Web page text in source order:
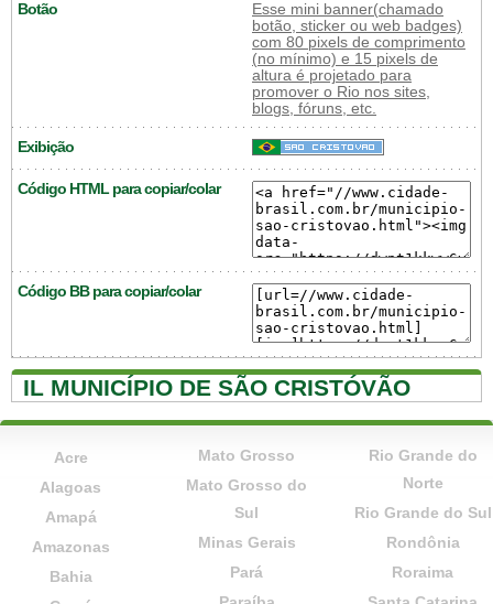
Botão
Esse mini banner(chamado
botão, sticker ou web badges)
com 80 pixels de comprimento
(no mínimo) e 15 pixels de
altura é projetado para
promover o Rio nos sites,
blogs, fóruns, etc.
Exibição
Código HTML para copiar/colar
Código BB para copiar/colar
IL MUNICÍPIO DE SÃO CRISTÓVÃO
Acre
Alagoas
Amapá
Amazonas
Bahia
Mato Grosso
Mato Grosso do
Sul
Minas Gerais
Pará
Rio Grande do
Norte
Rio Grande do Sul
Rondônia
Roraima